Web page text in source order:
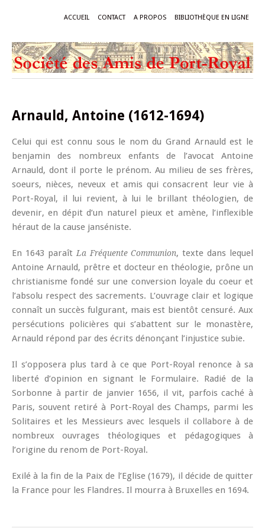
ACCUEIL CONTACT A PROPOS BIBLIOTHÈQUE EN LIGNE
Arnauld, Antoine (1612-1694)
Celui qui est connu sous le nom du Grand Arnauld est le
benjamin des nombreux enfants de l’avocat Antoine
Arnauld, dont il porte le prénom. Au milieu de ses frères,
soeurs, nièces, neveux et amis qui consacrent leur vie à
Port-Royal, il lui revient, à lui le brillant théologien, de
devenir, en dépit d’un naturel pieux et amène, l’inflexible
héraut de la cause janséniste.
En 1643 paraît La Fréquente Communion, texte dans lequel
Antoine Arnauld, prêtre et docteur en théologie, prône un
christianisme fondé sur une conversion loyale du coeur et
l’absolu respect des sacrements. L’ouvrage clair et logique
connaît un succès fulgurant, mais est bientôt censuré. Aux
persécutions policières qui s’abattent sur le monastère,
Arnauld répond par des écrits dénonçant l’injustice subie.
Il s’opposera plus tard à ce que Port-Royal renonce à sa
liberté d’opinion en signant le Formulaire. Radié de la
Sorbonne à partir de janvier 1656, il vit, parfois caché à
Paris, souvent retiré à Port-Royal des Champs, parmi les
Solitaires et les Messieurs avec lesquels il collabore à de
nombreux ouvrages théologiques et pédagogiques à
l’origine du renom de Port-Royal.
Exilé à la fin de la Paix de l’Eglise (1679), il décide de quitter
la France pour les Flandres. Il mourra à Bruxelles en 1694.